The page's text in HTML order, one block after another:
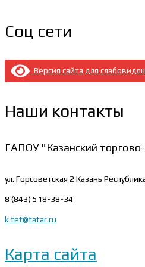
Соц сети
Версия сайта для
Наши контакты
ГАПОУ "Казанский
ул. Горсоветская 2 Казань
8 (843) 518-38-34
k.tet@tatar.ru
Карта сайта